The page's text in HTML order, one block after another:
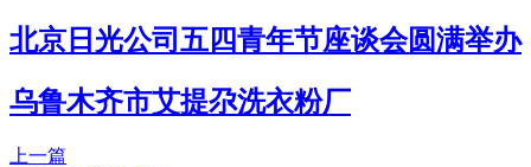
北京日光公司五四青年节座谈会圆满举办
乌鲁木齐市艾提尕洗衣粉厂
上一篇